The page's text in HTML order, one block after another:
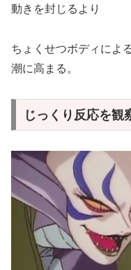
動きを封じるより
ちょくせつボディによ
潮に高まる。
じっくり反応を観